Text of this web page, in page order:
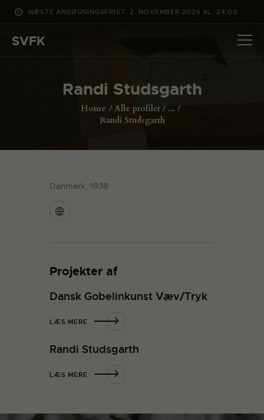
NÆSTE ANSØGNINGSFRIST: 2. NOVEMBER 2026 KL. 24:00
SVFK
Randi Studsgarth
Home Alle profiler
...
Randi Studsgarth
DET SKER
CHANNEL
Danmark, 1938
Projekter af
Dansk Gobelinkunst Væv/Tryk
LÆS MERE
Randi Studsgarth
LÆS MERE